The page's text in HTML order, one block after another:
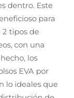
dentro. Este
para
2 tipos de
con una
los
EVA por
lo ideales que